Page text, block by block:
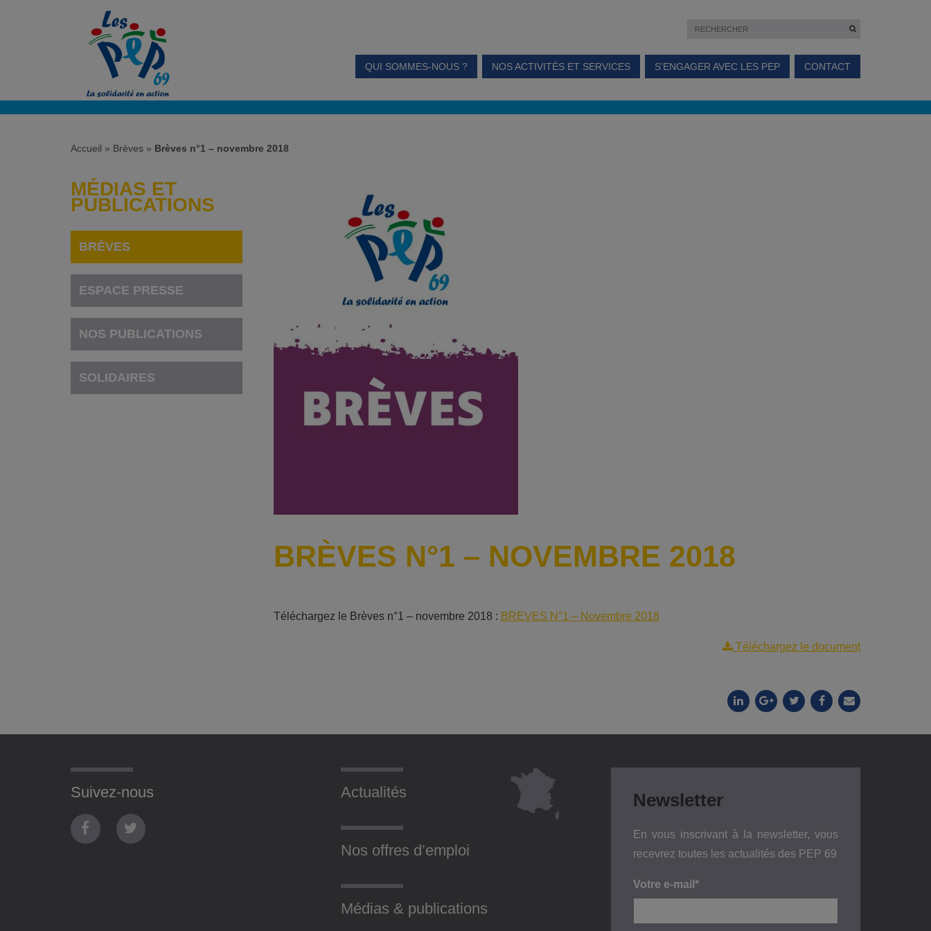
QUI SOMMES-NOUS ? NOS ACTIVITÉS ET SERVICES S’ENGAGER AVEC LES PEP CONTACT
Accueil » Brèves » Brèves n°1 – novembre 2018
MÉDIAS ET
PUBLICATIONS
BRÈVES
ESPACE PRESSE
NOS PUBLICATIONS
SOLIDAIRES
BRÈVES N°1 – NOVEMBRE 2018
Téléchargez le Brèves n°1 – novembre 2018 : BREVES N°1 – Novembre 2018
Téléchargez le document
Suivez-nous Actualités
Nos offres d’emploi
Médias & publications
Newsletter
En vous inscrivant à la newsletter, vous
recevrez toutes les actualités des PEP 69
Votre e-mail*